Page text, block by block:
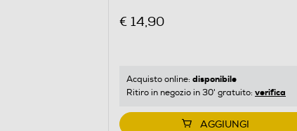
€ 14,90
Acquisto online: disponibile
Ritiro in negozio in 30' gratuito: verifica
AGGIUNGI